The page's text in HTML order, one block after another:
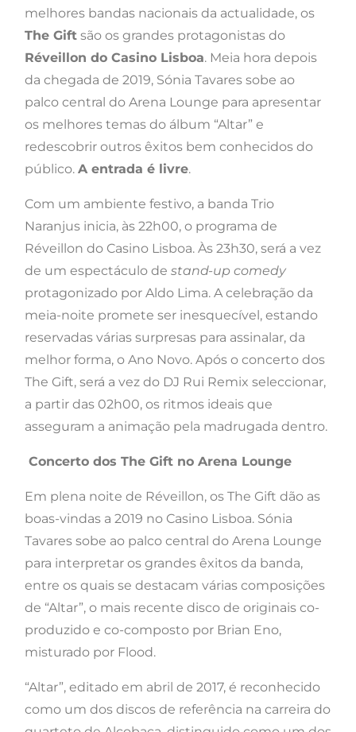
melhores bandas nacionais da actualidade, os
The Gift são os grandes protagonistas do
Réveillon do Casino Lisboa. Meia hora depois
da chegada de 2019, Sónia Tavares sobe ao
palco central do Arena Lounge para apresentar
os melhores temas do álbum “Altar” e
redescobrir outros êxitos bem conhecidos do
público. A entrada é livre.
Com um ambiente festivo, a banda Trio
Naranjus inicia, às 22h00, o programa de
Réveillon do Casino Lisboa. Às 23h30, será a vez
de um espectáculo de stand-up comedy
protagonizado por Aldo Lima. A celebração da
meia-noite promete ser inesquecível, estando
reservadas várias surpresas para assinalar, da
melhor forma, o Ano Novo. Após o concerto dos
The Gift, será a vez do DJ Rui Remix seleccionar,
a partir das 02h00, os ritmos ideais que
asseguram a animação pela madrugada dentro.
Concerto dos The Gift no Arena Lounge
Em plena noite de Réveillon, os The Gift dão as
boas-vindas a 2019 no Casino Lisboa. Sónia
Tavares sobe ao palco central do Arena Lounge
para interpretar os grandes êxitos da banda,
entre os quais se destacam várias composições
de “Altar”, o mais recente disco de originais co-
produzido e co-composto por Brian Eno,
misturado por Flood.
“Altar”, editado em abril de 2017, é reconhecido
como um dos discos de referência na carreira do